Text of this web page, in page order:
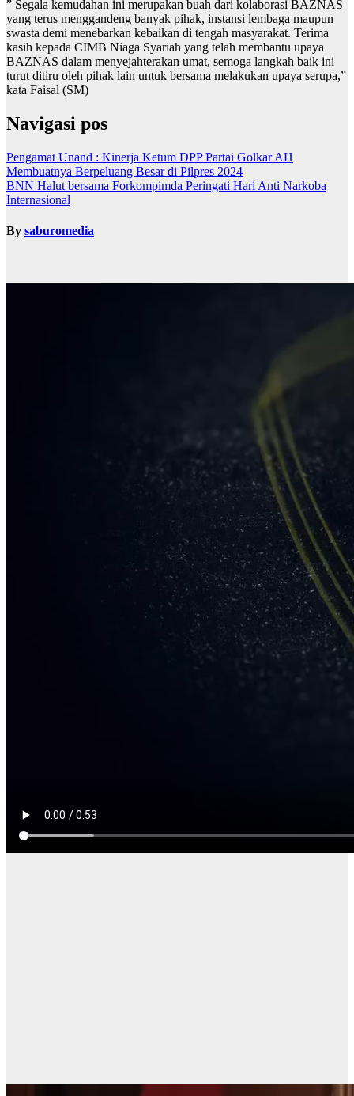
” Segala kemudahan ini merupakan buah dari kolaborasi BAZNAS
yang terus menggandeng banyak pihak, instansi lembaga maupun
swasta demi menebarkan kebaikan di tengah masyarakat. Terima
kasih kepada CIMB Niaga Syariah yang telah membantu upaya
BAZNAS dalam menyejahterakan umat, semoga langkah baik ini
turut ditiru oleh pihak lain untuk bersama melakukan upaya serupa,”
kata Faisal (SM)
Navigasi pos
Pengamat Unand : Kinerja Ketum DPP Partai Golkar AH
Membuatnya Berpeluang Besar di Pilpres 2024
BNN Halut bersama Forkompimda Peringati Hari Anti Narkoba
Internasional
By saburomedia